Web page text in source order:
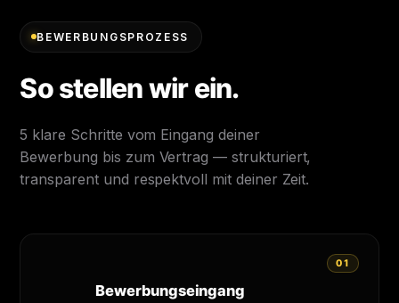
BEWERBUNGSPROZESS
So stellen wir ein.
5 klare Schritte vom Eingang deiner
Bewerbung bis zum Vertrag — strukturiert,
transparent und respektvoll mit deiner Zeit.
Bewerbungseingang
01